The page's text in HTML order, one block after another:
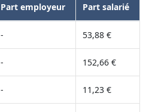
Part employeur Part salarié
- 53,88 €
- 152,66 €
- 11,23 €